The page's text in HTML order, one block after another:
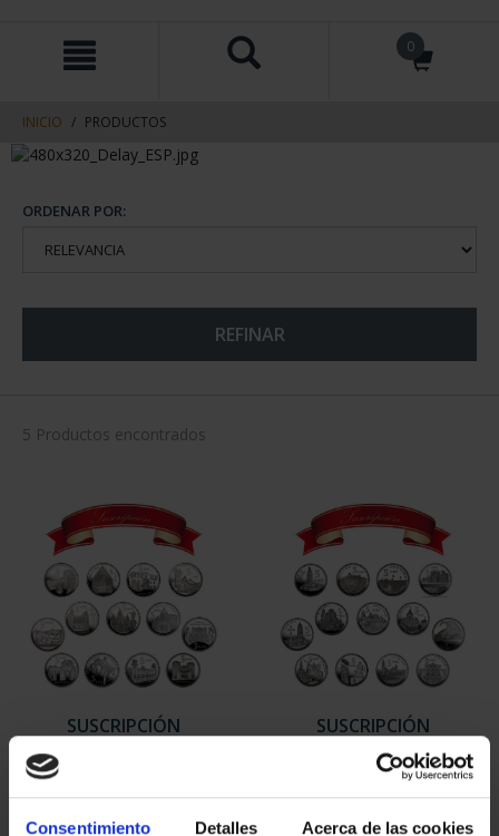
Consentimiento Detalles Acerca de las cookies
contenido
navegacin
0
INICIO PRODUCTOS
ORDENAR POR:
REFINAR
5 Productos encontrados
SUSCRIPCIÓN
949,00 €
SUSCRIPCIÓN
CAPITALES DE
PROVINCIA 2
949,00 €